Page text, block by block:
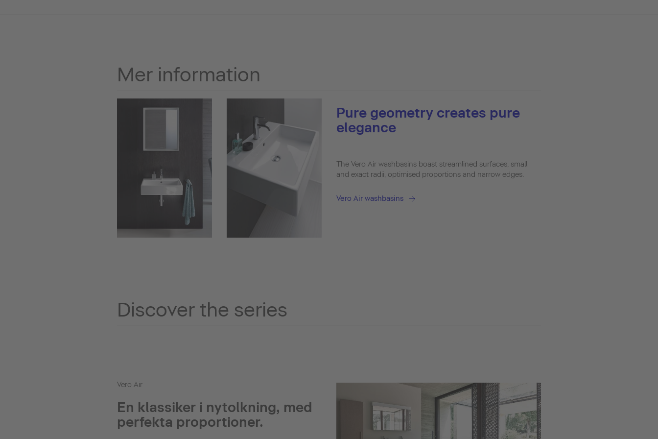
Mer information
Pure geometry creates pure
elegance
The Vero Air washbasins boast streamlined surfaces, small
and exact radii, optimised proportions and narrow edges.
Vero Air washbasins
Discover the series
Vero Air
En klassiker i nytolkning, med
perfekta proportioner.